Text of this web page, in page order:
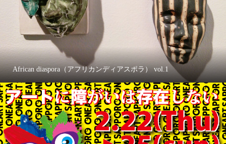
African diaspora（アフリカンディアスポラ） vol.1